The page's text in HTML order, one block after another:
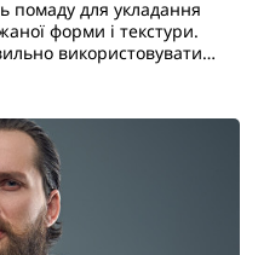
помаду для укладання
форми і текстури.
використовувати